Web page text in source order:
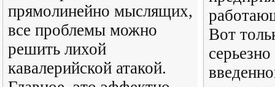
прямолинейно мыслящих,
все проблемы можно
решить лихой
кавалерийской атакой.
Вот